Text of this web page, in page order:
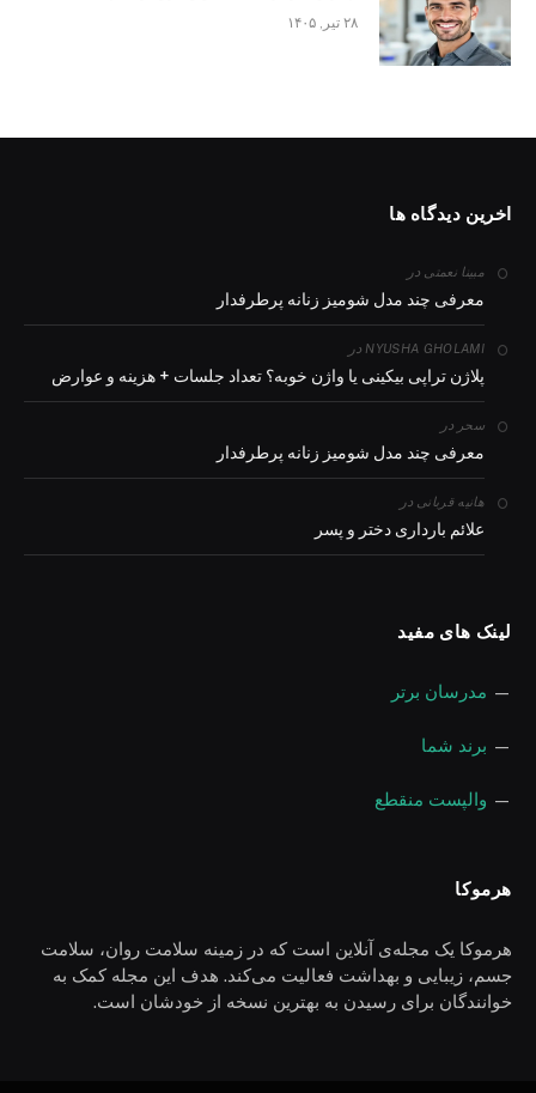
۲۸ تیر, ۱۴۰۵
اخرین دیدگاه ها
مبینا نعمتی در
معرفی چند مدل شومیز زنانه پرطرفدار
NYUSHA GHOLAMI در
پلاژن تراپی بیکینی یا واژن خوبه؟ تعداد جلسات + هزینه و عوارض
سحر در
معرفی چند مدل شومیز زنانه پرطرفدار
هانیه قربانی در
علائم بارداری دختر و پسر
لینک های مفید
— مدرسان برتر
— برند شما
— والپست منقطع
هرموکا
هرموکا یک مجله‌ی آنلاین است که در زمینه سلامت روان، سلامت
جسم، زیبایی و بهداشت فعالیت می‌کند. هدف این مجله کمک به
خوانندگان برای رسیدن به بهترین نسخه از خودشان است.